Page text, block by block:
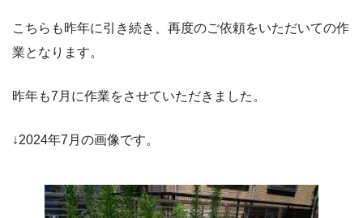
こちらも昨年に引き続き、再度のご依頼をいただいての作
業となります。
昨年も7月に作業をさせていただきました。
↓2024年7月の画像です。